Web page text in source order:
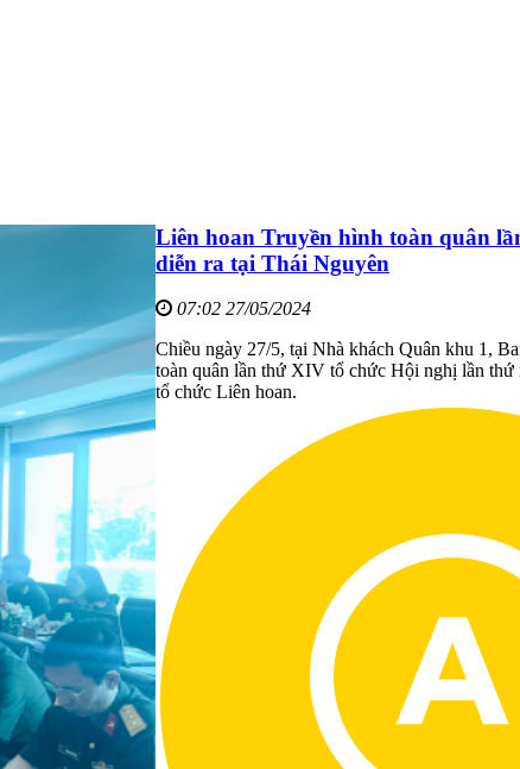
Liên hoan Truyền hình toàn quân
diễn ra tại Thái Nguyên
07:02 27/05/2024
Chiều ngày 27/5, tại Nhà khách Quân khu 1,
toàn quân lần thứ XIV tổ chức Hội nghị lần thứ
tổ chức Liên hoan.